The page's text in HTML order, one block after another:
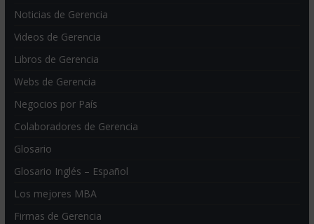
Noticias de Gerencia
Videos de Gerencia
Libros de Gerencia
Webs de Gerencia
Negocios por País
Colaboradores de Gerencia
Glosario
Glosario Inglés – Español
Los mejores MBA
Firmas de Gerencia